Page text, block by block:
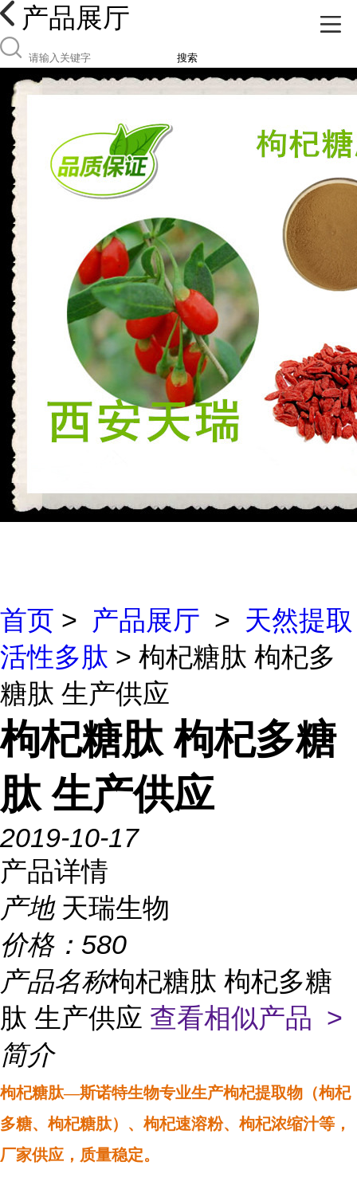
产品展厅
搜索
首页 > 产品展厅 > 天然提取
活性多肽 > 枸杞糖肽 枸杞多
糖肽 生产供应
枸杞糖肽 枸杞多糖
肽 生产供应
2019-10-17
产品详情
产地 天瑞生物
价格： 580
产品名称枸杞糖肽 枸杞多糖
肽 生产供应 查看相似产品 >
简介
枸杞糖肽—斯诺特生物专业生产枸杞提取物（枸杞
多糖、枸杞糖肽）、枸杞速溶粉、枸杞浓缩汁等，
厂家供应，质量稳定。